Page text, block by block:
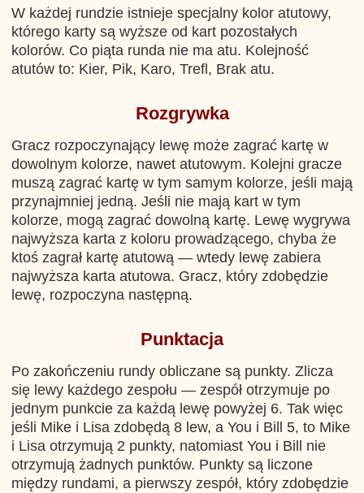
W każdej rundzie istnieje specjalny kolor atutowy,
którego karty są wyższe od kart pozostałych
kolorów. Co piąta runda nie ma atu. Kolejność
atutów to: Kier, Pik, Karo, Trefl, Brak atu.
Rozgrywka
Gracz rozpoczynający lewę może zagrać kartę w
dowolnym kolorze, nawet atutowym. Kolejni gracze
muszą zagrać kartę w tym samym kolorze, jeśli mają
przynajmniej jedną. Jeśli nie mają kart w tym
kolorze, mogą zagrać dowolną kartę. Lewę wygrywa
najwyższa karta z koloru prowadzącego, chyba że
ktoś zagrał kartę atutową — wtedy lewę zabiera
najwyższa karta atutowa. Gracz, który zdobędzie
lewę, rozpoczyna następną.
Punktacja
Po zakończeniu rundy obliczane są punkty. Zlicza
się lewy każdego zespołu — zespół otrzymuje po
jednym punkcie za każdą lewę powyżej 6. Tak więc
jeśli Mike i Lisa zdobędą 8 lew, a You i Bill 5, to Mike
i Lisa otrzymują 2 punkty, natomiast You i Bill
nie
otrzymują żadnych punktów. Punkty są liczone
między rundami, a pierwszy zespół, który zdobędzie